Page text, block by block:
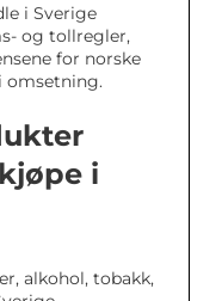
i Sverige
og tollregler,
for norske
omsetning.
i
alkohol, tobakk,